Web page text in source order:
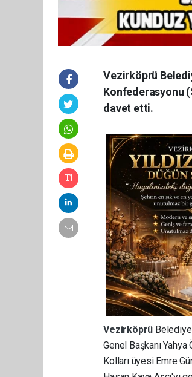
Vezirköprü
Konfederasyonu
davet etti.
Vezirköprü
Genel Başkanı Yahya
Kolları üyesi Emre